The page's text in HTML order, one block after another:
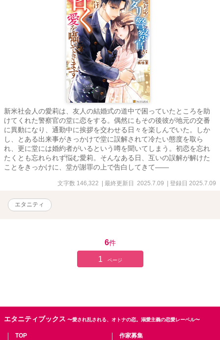
新米社会人の愛莉は、友人の結婚式の道中で困っていたところを助
けてくれた警察官の堂に恋をする。偶然にもその後彼が地元の交番
に異動になり、通勤中に挨拶を交わせる日々を楽しんでいた。しか
し、とある出来事がきっかけで堂に誤解されて冷たい態度を取ら
れ、更に堂には婚約者がいるという噂を聞いてしまう。初恋を忘れ
たくとも忘れられず悩む愛莉。そんなある日、互いの誤解が解けた
ことをきっかけに、堂が謝罪の上で告白してきて――
文字数 146,322 | 最終更新日 2025.7.09 | 登録日 2025.7.09
エタニティ
6件
1 ページ
エタニティブックス 〜愛され乱される、オトナの恋。溺愛主義の恋愛レーベル〜
TOP 作家募集